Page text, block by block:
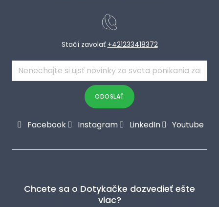
Stačí zavolať +421233418372
mail*
ODOSLAŤ
Facebook Instagram LinkedIn Youtube
Chcete sa o Dotykačke dozvedieť ešte
viac?